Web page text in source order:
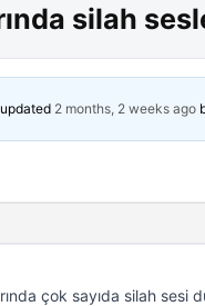
silah
2 months, 2 weeks ago
çok sayıda silah sesi